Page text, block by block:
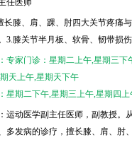
任医师
长膝、肩、踝、肘四大关节疼痛
3.膝关节半月板、软骨、韧带损
专家门诊：星期二上午,星期三
天上午,星期天下午
星期二下午,星期三上午,星期四
运动医学副主任医师，副教授。
多发病的诊疗，擅长膝、肩、肘